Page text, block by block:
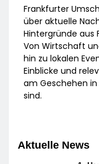
Frankfurter
über aktuelle
Hintergründe aus
Von Wirtschaft
hin zu lokalen
Einblicke und
am Geschehen
sind.
Aktuelle News